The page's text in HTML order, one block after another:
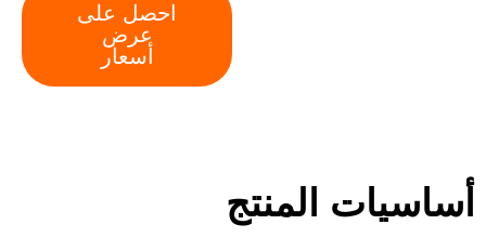
احصل على
عرض
أسعار
أساسيات المنتج